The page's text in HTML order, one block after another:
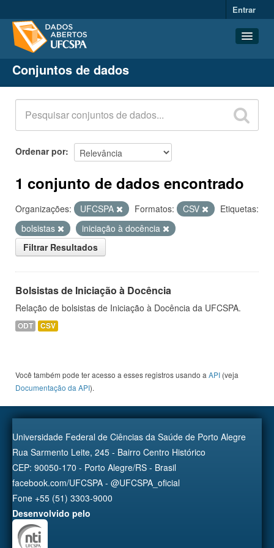
Entrar
Conjuntos de dados
Organizações
Grupos
Sobre
Conjuntos de dados
Ordenar por
1 conjunto de dados encontrado
Organizações: UFCSPA Formatos: CSV
Etiquetas:
bolsistas
iniciação à docência
Filtrar Resultados
Bolsistas de Iniciação à Docência
Relação de bolsistas de Iniciação à Docência da UFCSPA.
ODT CSV
Você também pode ter acesso a esses registros usando a API (veja
Documentação da API).
Universidade Federal de Ciências da Saúde de Porto Alegre
Rua Sarmento Leite, 245 - Bairro Centro Histórico
CEP: 90050-170 - Porto Alegre/RS - Brasil
facebook.com/UFCSPA - @UFCSPA_oficial
Fone +55 (51) 3303-9000
Desenvolvido pelo